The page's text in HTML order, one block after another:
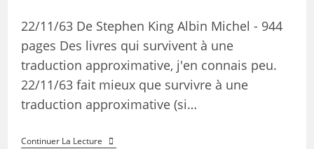
22/11/63 De Stephen King Albin Michel - 944
pages Des livres qui survivent à une
traduction approximative, j'en connais peu.
22/11/63 fait mieux que survivre à une
traduction approximative (si…
Continuer La Lecture